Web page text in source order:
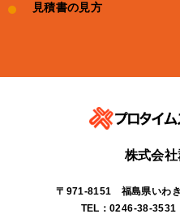
見積書の見方
株式会
〒971-8151 福島県いわ
TEL：0246-38-